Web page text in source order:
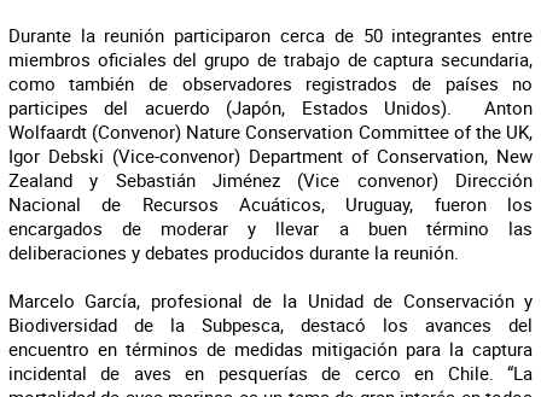
Durante la reunión participaron cerca de 50 integrantes entre
miembros oficiales del grupo de trabajo de captura secundaria,
como también de observadores registrados de países no
participes del acuerdo (Japón, Estados Unidos). Anton
Wolfaardt (Convenor) Nature Conservation Committee of the UK,
Igor Debski (Vice-convenor) Department of Conservation, New
Zealand y Sebastián Jiménez (Vice convenor) Dirección
Nacional de Recursos Acuáticos, Uruguay, fueron los
encargados de moderar y llevar a buen término las
deliberaciones y debates producidos durante la reunión.
Marcelo García, profesional de la Unidad de Conservación y
Biodiversidad de la Subpesca, destacó los avances del
encuentro en términos de medidas mitigación para la captura
incidental de aves en pesquerías de cerco en Chile. “La